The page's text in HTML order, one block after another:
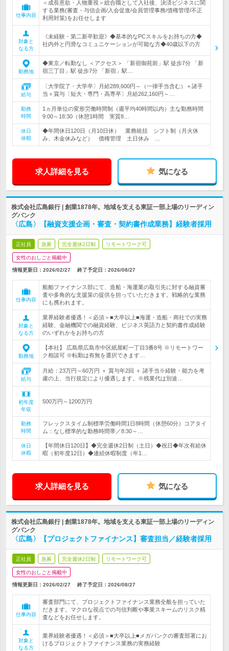
仕事内容
＜成長意欲・人物重視＞総合職として入社後、決済ビジネスに関
する業務(審査・与信企画/入会促進/会員管理事務/債権管理/不正
利用対策)をお任せします
対象と
なる方
《未経験・第二新卒歓迎》◆基本的なPCスキルをお持ちの方◆
社内外と円滑なコミュニケーションが可能な方◆40歳以下の方
勤務地
◆東京／転勤なし ＜アクセス＞ 「新宿御苑前」駅 徒歩7分 「新
宿三丁目」駅 徒歩7分 「新宿」駅…
給与
〔大学院了・大学卒〕月給289,600円～（一律手当含む）＋諸手
当＋賞与〔短大・専門・高専卒〕月給262,160円～…
勤務
時間
1ヵ月単位の変形労働時間制（週平均40時間以内）主な勤務時間
9:00～18:30（休憩1時間 実質8…
休日
休暇
◆年間休日120日（月10日休） 業務統括 シフト制（月火休
み、木金休みなど） 債権管理 土日休み …
求人詳細を見る 気になる
株式会社広島銀行 | 創業1878年。地域を支える東証一部上場のリーディン
グバンク
〈広島〉【融資支援企画・審査・契約書作成業務】経験者採用
正社員 急募 完全週休2日制 リモートワーク可
女性のおしごと掲載中
情報更新日：2026/02/27 終了予定日： 2026/08/27
仕事内容
船舶ファイナンス部にて、造船・海運業の取引先に対する融資審
査や多角的な支援策の提供を担っていただきます。戦略的な業務
にも携われます。
対象と
なる方
業界経験者優遇！＜必須＞■大卒以上■海運・造船・商社での実務
経験、金融機関での融資経験、ビジネス英語力と契約書作成経験
のいずれかをお持ちの方
勤務地
【本社】 広島県広島市中区紙屋町一丁目3番8号 ※リモートワー
ク相談可 ※転勤は有無を選択できます…
給与
月給：23万円～60万円 ＋ 賞与年2回 ＋ 諸手当※経験・能力を考
慮の上、当行規定により優遇します。※残業代は別途…
初年度
年収
500万円～1200万円
勤務
時間
フレックスタイム制標準労働時間1日8時間（休憩60分）コアタイ
ム：なし標準的な勤務時間帯／8:30～…
休日
休暇
【年間休日120日】◆完全週休2日制（土日）◆祝日◆年次有給休
暇（初年度12日）◆連続休暇制度（年1…
求人詳細を見る 気になる
株式会社広島銀行 | 創業1878年。地域を支える東証一部上場のリーディン
グバンク
〈広島〉【プロジェクトファイナンス】審査担当／経験者採用
正社員 急募 完全週休2日制 リモートワーク可
女性のおしごと掲載中
情報更新日：2026/02/27 終了予定日： 2026/08/27
仕事内容
審査部門にて、プロジェクトファイナンス業務全般を担っていた
だきます。マクロな視点での与信判断や事業スキームのリスク精
査などをお任せします。
対象と
なる方
業界経験者優遇！＜必須＞■大卒以上■メガバンクの審査部署にお
けるプロジェクトファイナンス業務の実務経験